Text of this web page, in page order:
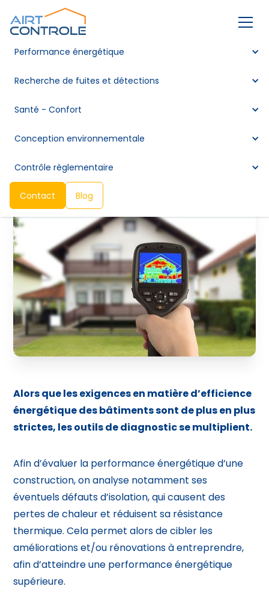
Performance énergétique
Recherche de fuites et détections
Santé - Confort
Conception environnementale
Contrôle règlementaire
Contact Blog
La thermographie
infrarouge : un
dans le bâtiment
Alors que les exigences en matière d’efficience
énergétique des bâtiments sont de plus en plus
strictes, les outils de diagnostic se multiplient.
Afin d’évaluer la performance énergétique d’une
construction, on analyse notamment ses
éventuels défauts d’isolation, qui causent des
pertes de chaleur et réduisent sa résistance
thermique. Cela permet alors de cibler les
améliorations et/ou rénovations à entreprendre,
afin d’atteindre une performance énergétique
supérieure.